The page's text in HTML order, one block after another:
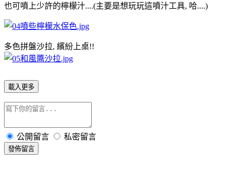
也可噴上少許的檸檬汁....(主要是想玩玩這噴汁工具, 哈....)
多色拼盤沙拉, 繽紛上桌!!
載入更多
公開留言 私密留言
發佈留言